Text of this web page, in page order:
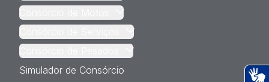
Consórcio de Motos
Consórcio de Serviços
Consórcio de Pesados
Simulador de Consórcio